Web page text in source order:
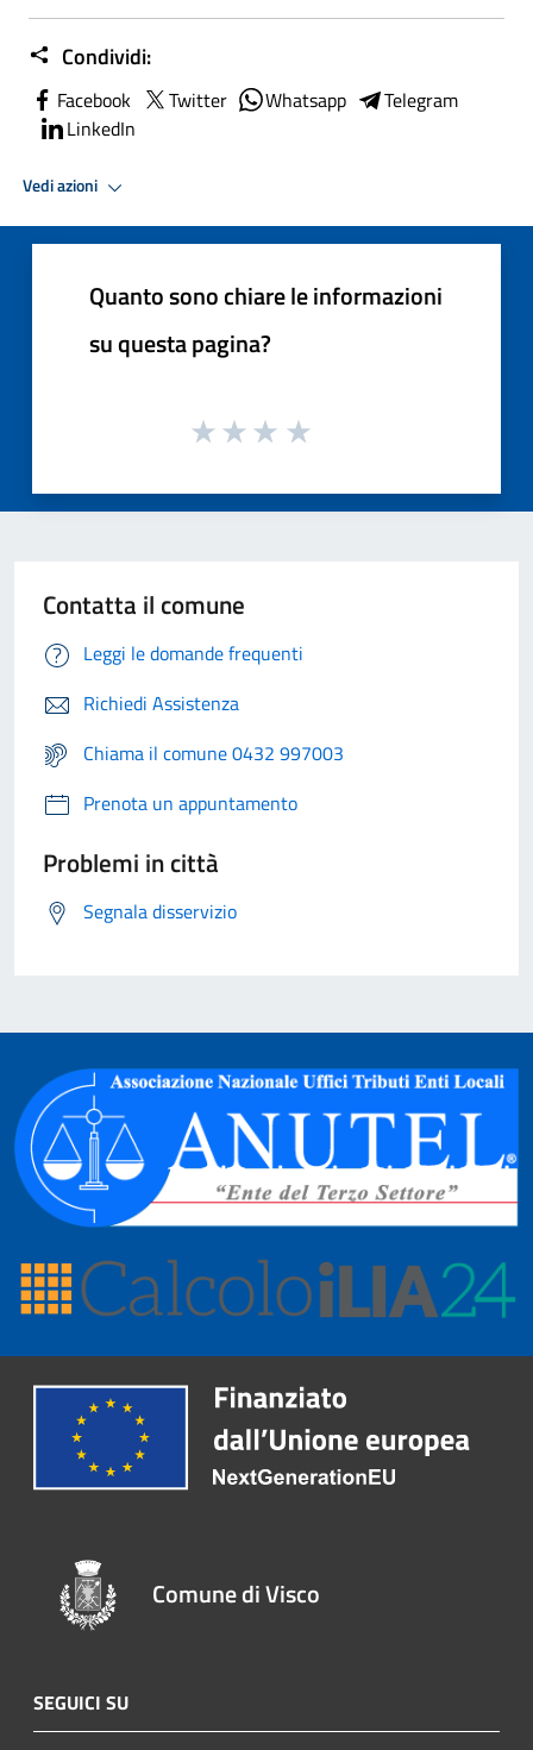
Condividi:
Facebook Twitter Whatsapp
Telegram
LinkedIn
Vedi azioni
Quanto sono chiare le informazioni
su questa pagina?
Contatta il comune
Leggi le domande frequenti
Richiedi Assistenza
Chiama il comune 0432 997003
Prenota un appuntamento
Problemi in città
Segnala disservizio
Comune di Visco
SEGUICI SU